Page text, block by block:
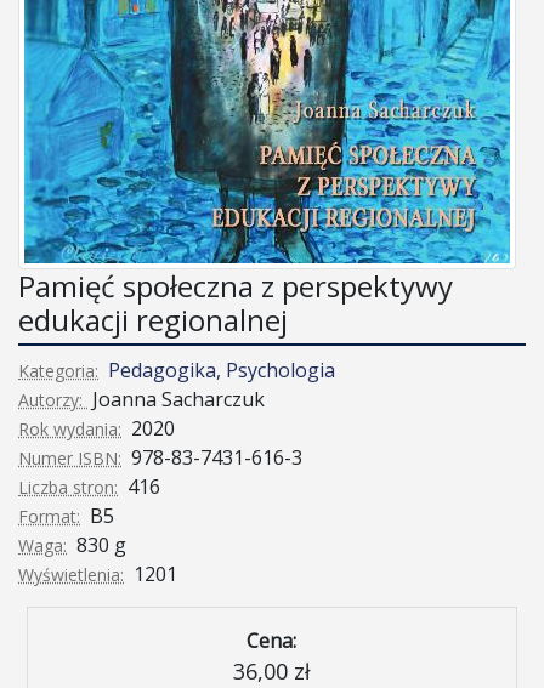
Pamięć społeczna z perspektywy
edukacji regionalnej
Kategoria: Pedagogika, Psychologia
Autorzy: Joanna Sacharczuk
Rok wydania: 2020
Numer ISBN: 978-83-7431-616-3
Liczba stron: 416
Format: B5
Waga: 830 g
Wyświetlenia: 1201
Cena:
36,00 zł